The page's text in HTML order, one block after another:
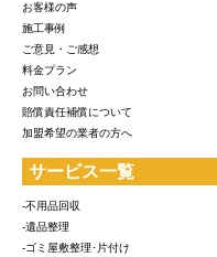
お客様の声
施工事例
ご意見・ご感想
料金プラン
お問い合わせ
賠償責任補償について
加盟希望の業者の方へ
サービス一覧
-不用品回収
-遺品整理
-ゴミ屋敷整理･片付け